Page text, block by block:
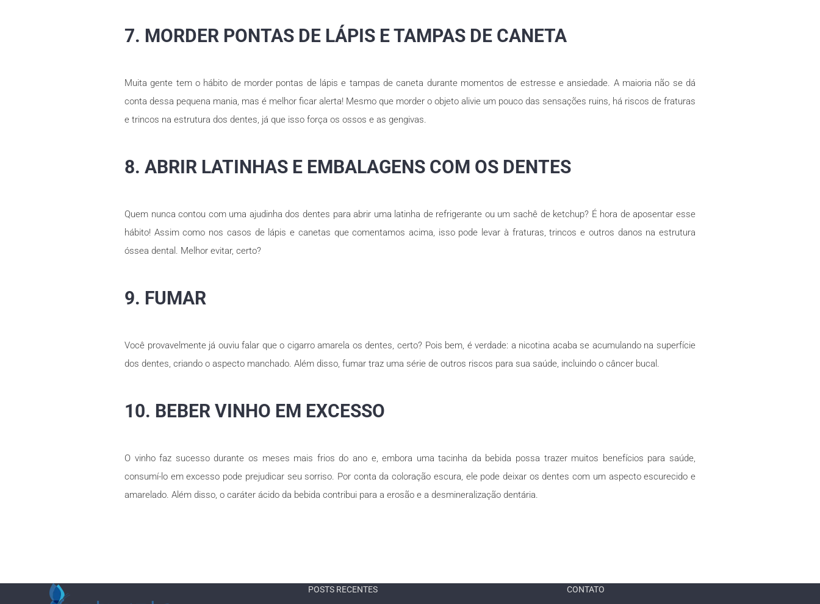
7. MORDER PONTAS DE LÁPIS E TAMPAS DE CANETA
Muita gente tem o hábito de morder pontas de lápis e tampas de caneta durante momentos de estresse e ansiedade. A maioria não se dá
conta dessa pequena mania, mas é melhor ficar alerta! Mesmo que morder o objeto alivie um pouco das sensações ruins, há riscos de fraturas
e trincos na estrutura dos dentes, já que isso força os ossos e as gengivas.
8. ABRIR LATINHAS E EMBALAGENS COM OS DENTES
Quem nunca contou com uma ajudinha dos dentes para abrir uma latinha de refrigerante ou um sachê de ketchup? É hora de aposentar esse
hábito! Assim como nos casos de lápis e canetas que comentamos acima, isso pode levar à fraturas, trincos e outros danos na estrutura
óssea dental. Melhor evitar, certo?
9. FUMAR
Você provavelmente já ouviu falar que o cigarro amarela os dentes, certo? Pois bem, é verdade: a nicotina acaba se acumulando na superfície
dos dentes, criando o aspecto manchado. Além disso, fumar traz uma série de outros riscos para sua saúde, incluindo o câncer bucal.
10. BEBER VINHO EM EXCESSO
O vinho faz sucesso durante os meses mais frios do ano e, embora uma tacinha da bebida possa trazer muitos benefícios para saúde,
consumí-lo em excesso pode prejudicar seu sorriso. Por conta da coloração escura, ele pode deixar os dentes com um aspecto escurecido e
amarelado. Além disso, o caráter ácido da bebida contribui para a erosão e a desmineralização dentária.
POSTS RECENTES CONTATO